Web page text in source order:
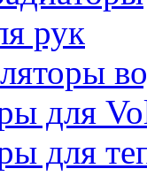
рук
для
для